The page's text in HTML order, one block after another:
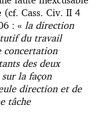
(cf. Cass. Civ. II 4
: « la direction
du travail
concertation
des deux
la façon
direction et de
tâche